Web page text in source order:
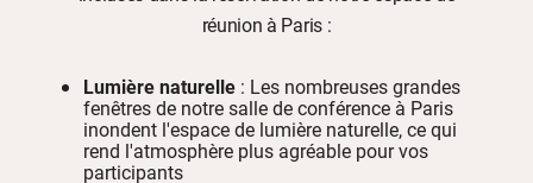
réunion à Paris :
Lumière naturelle : Les nombreuses grandes
fenêtres de notre salle de conférence à Paris
inondent l'espace de lumière naturelle, ce qui
rend l'atmosphère plus agréable pour vos
participants